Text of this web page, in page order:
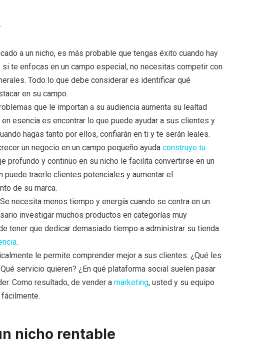
a un nicho, es más probable que tengas éxito cuando hay
te enfocas en un campo especial, no necesitas competir con
Todo lo que debe considerar es identificar qué
en su campo.
que le importan a su audiencia aumenta su lealtad
en esencia es encontrar lo que puede ayudar a sus clientes y
hagas tanto por ellos, confiarán en ti y te serán leales.
un negocio en un campo pequeño ayuda construye tu
profundo y continuo en su nicho le facilita convertirse en un
puede traerle clientes potenciales y aumentar el
de su marca.
necesita menos tiempo y energía cuando se centra en un
investigar muchos productos en categorías muy
tener que dedicar demasiado tiempo a administrar su tienda
.
le permite comprender mejor a sus clientes. ¿Qué les
servicio quieren? ¿En qué plataforma social suelen pasar
Como resultado, de vender a marketing, usted y su equipo
nicho rentable